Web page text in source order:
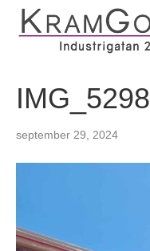
IMG_5298
september 29, 2024